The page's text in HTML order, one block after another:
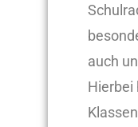
auch
Hierbei